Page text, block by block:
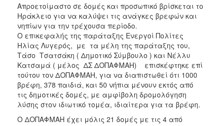
Απροετοίμαστο σε δομές και προσωπικό βρίσκεται το
Ηράκλειο για να καλύψει τις ανάγκες βρεφών και
νηπίων για την τρέχουσα περίοδο.
Ο επικεφαλής της παράταξης Ενεργοί Πολίτες
Ηλίας Λυγερός, με τα μέλη της παράταξης του,
Τάσο Τσατσάκη ( Δημοτικό Σύμβουλο ) και Νέλλυ
Κατσαμά ( μέλος ΔΣ ΔΟΠΑΦΜΑΗ) επισκέφτηκε επί
τούτου τον ΔΟΠΑΦΜΑΗ, για να διαπιστωθεί ότι 1000
βρέφη, 378 παιδιά, και 50 νήπια μένουν εκτός από
τις δημοτικές δομές, με αμφίβολη δρομολόγηση
λύσης στον ιδιωτικό τομέα, ιδιαίτερα για τα βρέφη.
Ο ΔΟΠΑΦΜΑΗ έχει μόλις 21 δομές με τις 4 από